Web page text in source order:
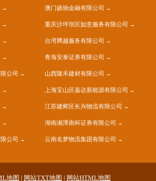
澳门扬驰金融有限公司
重庆沙坪坝区如意服务有限公司
台湾腾越服务有限公司
青海安泰证券有限公司
公司 山西隆禾建材有限公司
上海宝山区嘉达新能源有限公司
江苏建邺区长兴物流有限公司
湖南湘潭南科证券有限公司
公司 云南名梦物流集团有限公司
地图 | 网站TXT地图 | 网站HTML地图